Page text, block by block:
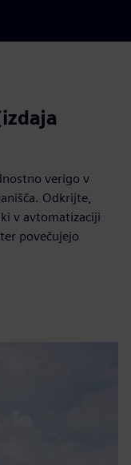
verigo v
Odkrijte,
v avtomatizaciji
povečujejo